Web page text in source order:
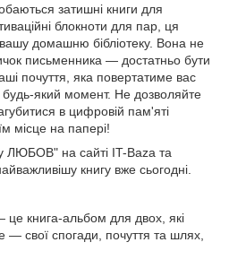
затишні книги для
блокноти для пар, ця
домашню бібліотеку. Вона не
письменника — достатньо бути
почуття, яка повертатиме вас
будь-який момент. Не дозволяйте
в цифровій пам'яті
місце на папері!
ЛЮБОВ" на сайті IT-Baza та
книгу вже сьогодні.
книга-альбом для двох, які
— свої спогади, почуття та шлях,